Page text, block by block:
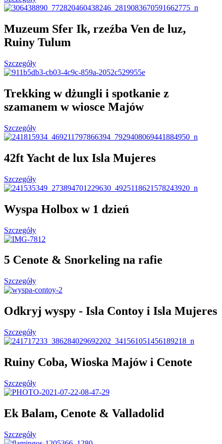
Muzeum Sfer Ik, rzeźba Ven de luz,
Ruiny Tulum
Szczegóły
Trekking w dżungli i spotkanie z
szamanem w wiosce Majów​
Szczegóły
42ft Yacht de lux Isla Mujeres
Szczegóły
Wyspa Holbox w 1 dzień​
Szczegóły
5 Cenote & Snorkeling na rafie
Szczegóły
Odkryj wyspy - Isla Contoy i Isla Mujeres
Szczegóły
Ruiny Coba, Wioska Majów i Cenote
Szczegóły
Ek Balam, Cenote & Valladolid
Szczegóły